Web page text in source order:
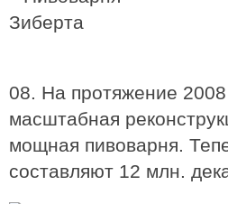
08. На протяжение
масштабная
мощная пивоварня.
составляют 12 млн.